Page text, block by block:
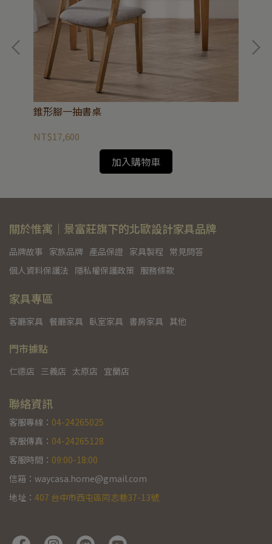
錐形腳一抽書桌
NT$17,600
加入購物車
關於惟寓｜景富莊旗下的北歐設計家具品牌
品牌故事 家族品牌 產品保證 家具製程 常見問答
個人資料保護法 隱私權保護政策 服務條款
家具專區
客廳家具 餐廳家具 臥室家具 書房家具 其他
門市據點
仁德店 三義店 太原店 宜蘭店
聯絡資訊
客服專線： 04-24265025
客服傳真： 04-24265128
客服時間： 09:00-18:00
信箱：waycasa.home@gmail.com
地址： 407 台中市西屯區同志巷37-13號